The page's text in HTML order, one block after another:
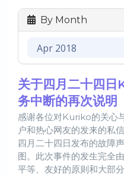
By Month
关于四月二十四
务中断的再次说明
感谢各位对Kuriko的关心
户和热心网友的发来的私
四月二十四日发布的故障
图。此次事件的发生完全
平等、友好的原则和大部